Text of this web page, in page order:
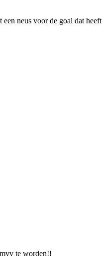
neus voor de goal dat
te worden!!